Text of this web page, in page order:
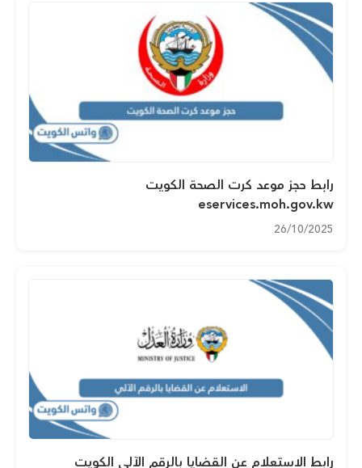
رابط حجز موعد كرت الصحة الكويت
eservices.moh.gov.kw
26/10/2025
رابط الاستعلام عن القضايا بالرقم الآلي الكويت